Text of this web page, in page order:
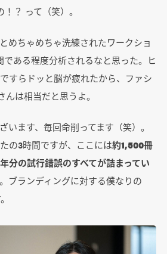
？ って（笑）。
めちゃめちゃ洗練されたワークショ
である程度分析されるなと思った。ヒ
すらドッと脳が疲れたから、ファシ
は相当だと思うよ。
います、毎回命削ってます（笑）。
の3時間ですが、ここには約1,500冊
分の試行錯誤のすべてが詰まってい
ブランディングに対する僕なりの